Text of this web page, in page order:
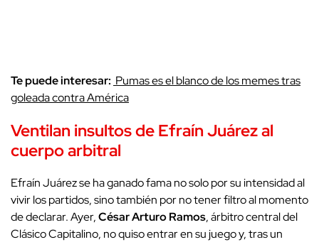
Te puede interesar: Pumas es el blanco de los memes tras
goleada contra América
Ventilan insultos de Efraín Juárez al
cuerpo arbitral
Efraín Juárez se ha ganado fama no solo por su intensidad al
vivir los partidos, sino también por no tener filtro al momento
de declarar. Ayer,César Arturo Ramos, árbitro central del
Clásico Capitalino, no quiso entrar en su juego y, tras un